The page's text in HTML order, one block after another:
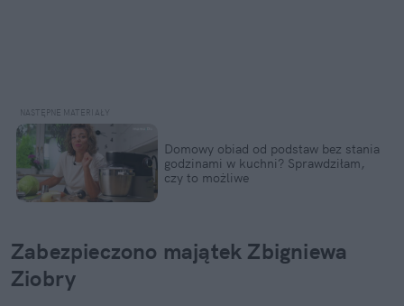
Domowy obiad od podstaw bez stania
godzinami w kuchni? Sprawdziłam,
czy to możliwe
Zabezpieczono majątek Zbigniewa
Ziobry